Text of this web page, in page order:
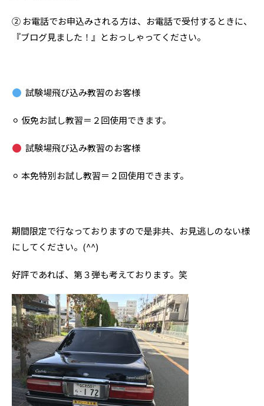
② お電話でお申込みされる方は、お電話で受付するときに、
『ブログ見ました！』とおっしゃってください。
試験場飛び込み教習のお客様
⚪︎ 仮免お試し教習＝２回使用できます。
試験場飛び込み教習のお客様
⚪︎ 本免特別お試し教習＝２回使用できます。
期間限定で行なっておりますので是非共、お見逃しのない様
にしてください。(^^)
好評であれば、第３弾も考えております。笑